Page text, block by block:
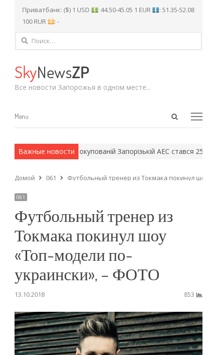
Приватбанк: ($) 1 USD : 44.50-45.05 1 EUR
: 51.35-52.08
100 RUR
: -
Найти:
SkyNewsZP
Все новости Запорожья в одном месте...
Open
Menu
Menu
Важные новости
методы. На окупованій Запорізькій АЕС стався 25-й
Домой 061 Футбольный тренер из Токмака покинул шоу
061
Футбольный тренер из
Токмака покинул шоу
«Топ-модели по-
украински», – ФОТО
13.10.2018 853